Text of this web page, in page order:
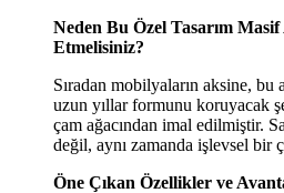
Neden Bu Özel Tasarım
Etmelisiniz?
Sıradan mobilyaların aksine, bu
uzun yıllar formunu koruyacak
çam ağacından imal edilmiştir.
değil, aynı zamanda işlevsel bir
Öne Çıkan Özellikler ve